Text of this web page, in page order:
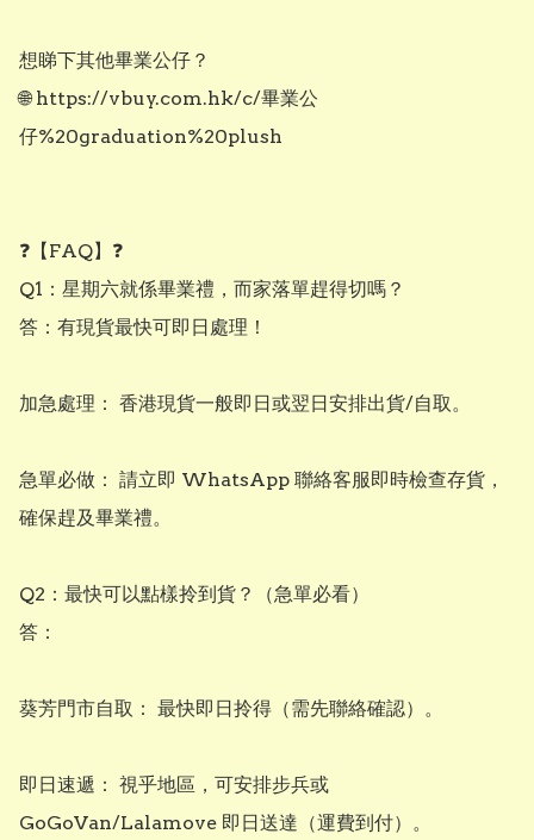
想睇下其他畢業公仔？
🌐 https://vbuy.com.hk/c/畢業公
仔%20graduation%20plush
❓【FAQ】❓
Q1：星期六就係畢業禮，而家落單趕得切嗎？
答：有現貨最快可即日處理！
加急處理： 香港現貨一般即日或翌日安排出貨/自取。
急單必做： 請立即 WhatsApp 聯絡客服即時檢查存貨，
確保趕及畢業禮。
Q2：最快可以點樣拎到貨？（急單必看）
答：
葵芳門市自取： 最快即日拎得（需先聯絡確認）。
即日速遞： 視乎地區，可安排步兵或
GoGoVan/Lalamove 即日送達（運費到付）。